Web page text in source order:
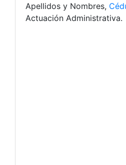
Apellidos y Nombres,
Actuación Administrativa.